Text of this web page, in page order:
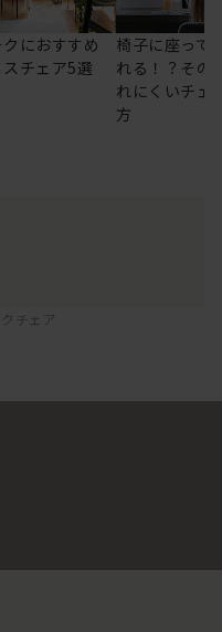
におすすめ
チェア5選
椅子に座って
れる！？その
れにくいチェ
方
チェア